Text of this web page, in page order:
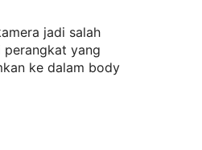
jadi salah
yang
ke dalam body